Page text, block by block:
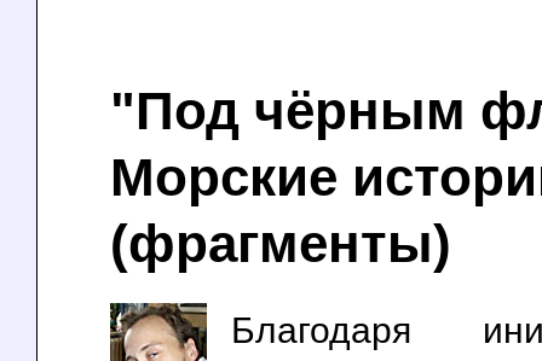
"Под чёрным
Морские
(фрагменты)
Благодаря